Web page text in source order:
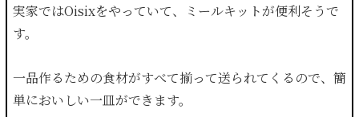
実家ではOisixをやっていて、ミールキットが便利そうで
す。
一品作るための食材がすべて揃って送られてくるので、簡
単においしい一皿ができます。